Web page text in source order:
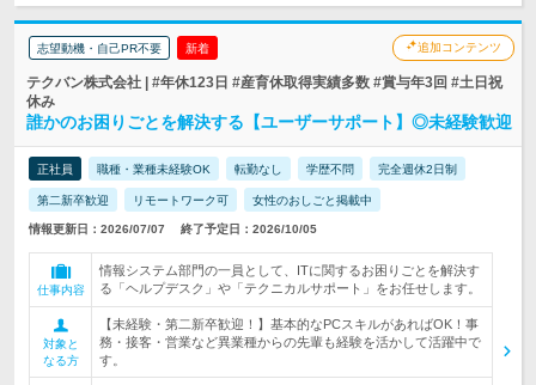
志望動機・自己PR不要 新着 追加コンテンツ
テクバン株式会社 | #年休123日 #産育休取得実績多数 #賞与年3回 #土日祝
休み
誰かのお困りごとを解決する【ユーザーサポート】◎未経験歓迎
正社員 職種・業種未経験OK 転勤なし 学歴不問 完全週休2日制
第二新卒歓迎 リモートワーク可 女性のおしごと掲載中
情報更新日：2026/07/07 終了予定日：2026/10/05
仕事内容
情報システム部門の一員として、ITに関するお困りごとを解決す
る「ヘルプデスク」や「テクニカルサポート」をお任せします。
対象と
なる方
【未経験・第二新卒歓迎！】基本的なPCスキルがあればOK！事
務・接客・営業など異業種からの先輩も経験を活かして活躍中で
す。